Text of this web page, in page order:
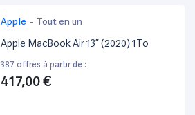
Apple - Tout en un
Apple MacBook Air 13” (2020) 1To
387 offres à partir de :
417,00 €